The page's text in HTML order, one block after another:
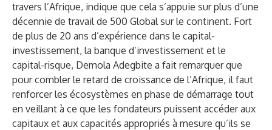
travers l’Afrique, indique que cela s’appuie sur plus d’une
décennie de travail de 500 Global sur le continent. Fort
de plus de 20 ans d’expérience dans le capital-
investissement, la banque d’investissement et le
capital-risque, Demola Adegbite a fait remarquer que
pour combler le retard de croissance de l’Afrique, il faut
renforcer les écosystèmes en phase de démarrage tout
en veillant à ce que les fondateurs puissent accéder aux
capitaux et aux capacités appropriés à mesure qu’ils se